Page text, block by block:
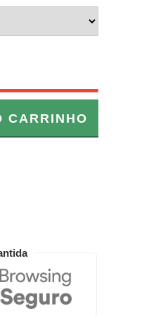
CARRINHO